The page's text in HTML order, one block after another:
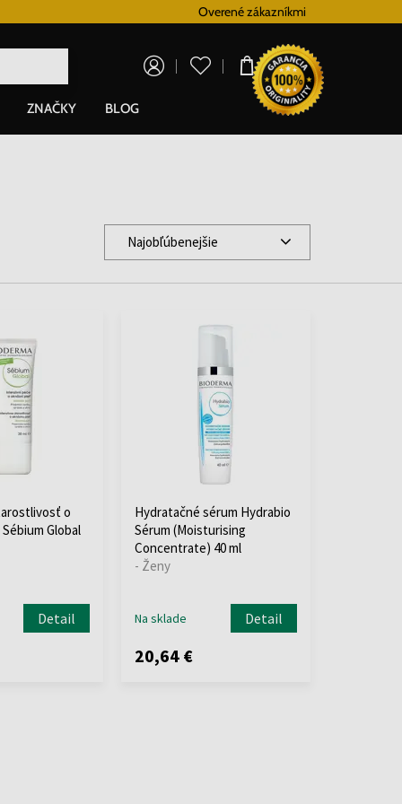
zadarmo pre všetky hodinky od 80€Overené zákazníkmi
0,00 €
ZNAČKY BLOG
Najobľúbenejšie
o
Global
Detail
Hydratačné sérum Hydrabio
Sérum (Moisturising
Concentrate) 40 ml
- Ženy
Na sklade Detail
20,64 €